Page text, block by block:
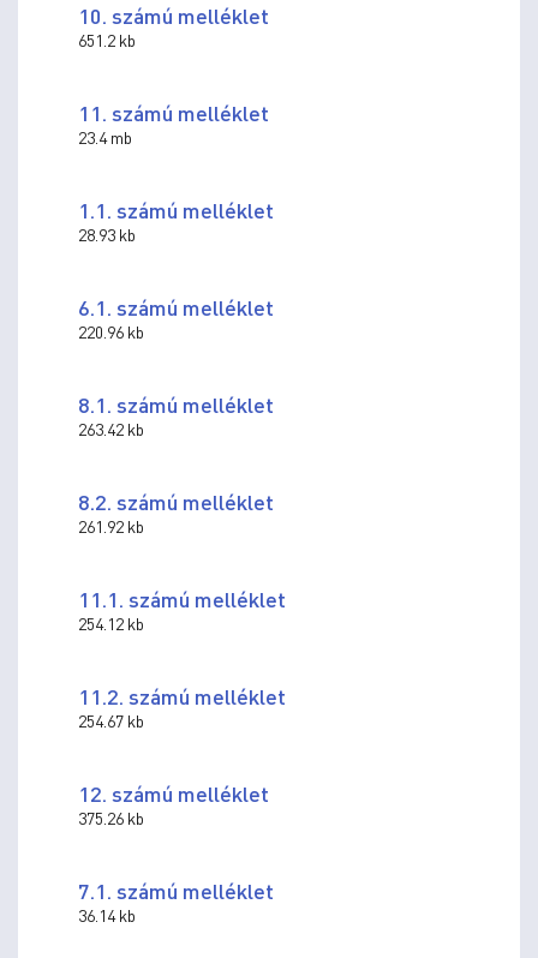
10. számú melléklet
651.2 kb
11. számú melléklet
23.4 mb
1.1. számú melléklet
28.93 kb
6.1. számú melléklet
220.96 kb
8.1. számú melléklet
263.42 kb
8.2. számú melléklet
261.92 kb
11.1. számú melléklet
254.12 kb
11.2. számú melléklet
254.67 kb
12. számú melléklet
375.26 kb
7.1. számú melléklet
36.14 kb